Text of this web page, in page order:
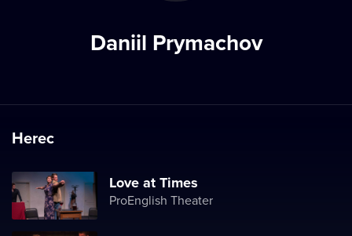
Daniil Prymachov
Herec
Love at Times
ProEnglish Theater